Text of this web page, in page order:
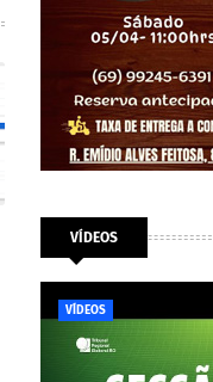
VÍDEOS
VÍDEOS